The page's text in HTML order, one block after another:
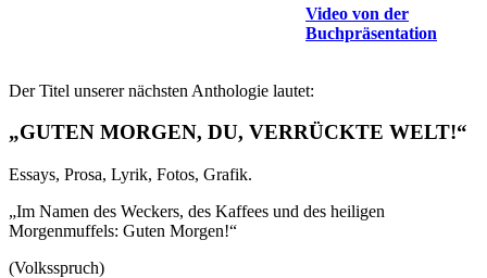
Video von der
Buchpräsentation
Der Titel unserer nächsten Anthologie lautet:
„GUTEN MORGEN, DU, VERRÜCKTE WELT!“
Essays, Prosa, Lyrik, Fotos, Grafik.
„Im Namen des Weckers, des Kaffees und des heiligen
Morgenmuffels: Guten Morgen!“
(Volksspruch)